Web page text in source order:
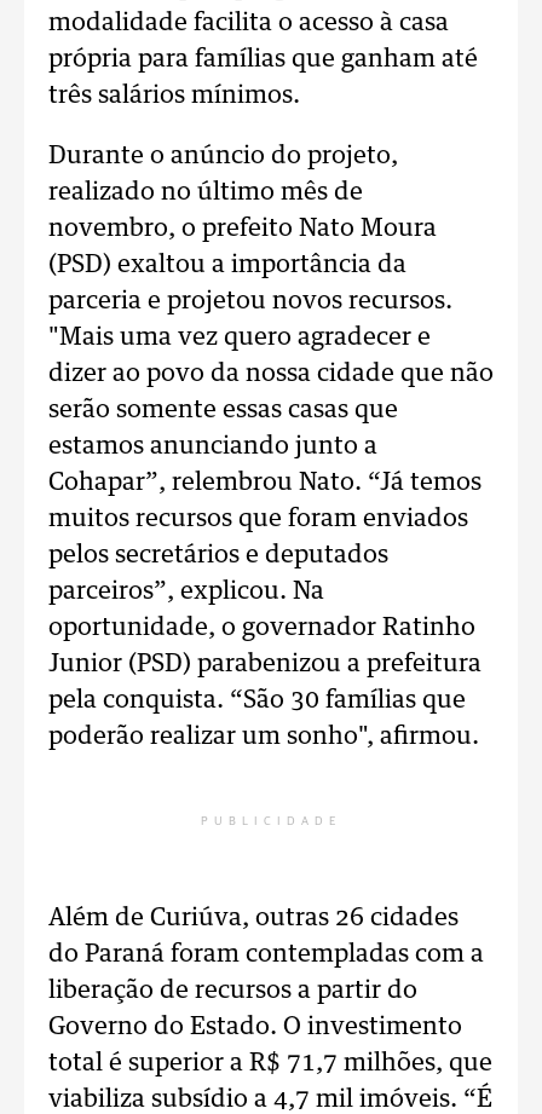
modalidade facilita o acesso à casa
própria para famílias que ganham até
três salários mínimos.
Durante o anúncio do projeto,
realizado no último mês de
novembro, o prefeito Nato Moura
(PSD) exaltou a importância da
parceria e projetou novos recursos.
"Mais uma vez quero agradecer e
dizer ao povo da nossa cidade que não
serão somente essas casas que
estamos anunciando junto a
Cohapar”, relembrou Nato. “Já temos
muitos recursos que foram enviados
pelos secretários e deputados
parceiros”, explicou. Na
oportunidade, o governador Ratinho
Junior (PSD) parabenizou a prefeitura
pela conquista. “São 30 famílias que
poderão realizar um sonho", afirmou.
PUBLICIDADE
Além de Curiúva, outras 26 cidades
do Paraná foram contempladas com a
liberação de recursos a partir do
Governo do Estado. O investimento
total é superior a R$ 71,7 milhões, que
viabiliza subsídio a 4,7 mil imóveis. “É